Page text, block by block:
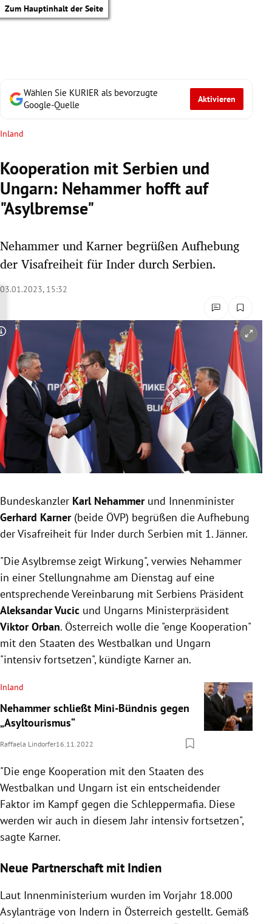
Zum Hauptinhalt der Seite
Untermenü
Untermenü
Untermenü
Untermenü
Untermenü
Untermenü
Untermenü
Wählen Sie KURIER als bevorzugte
Google-Quelle
Aktivieren
Inland
Kooperation mit Serbien und
Ungarn: Nehammer hofft auf
"Asylbremse"
Nehammer und Karner begrüßen Aufhebung
der Visafreiheit für Inder durch Serbien.
03.01.2023, 15:32
Copyright-Hinweis öffnen/schließen
Bundeskanzler Karl Nehammerund Innenminister
Gerhard Karner (beide ÖVP) begrüßen die Aufhebung
der Visafreiheit für Inder durch Serbien mit 1. Jänner.
"Die Asylbremse zeigt Wirkung", verwies Nehammer
in einer Stellungnahme am Dienstag auf eine
entsprechende Vereinbarung mit Serbiens Präsident
Aleksandar Vucic und Ungarns Ministerpräsident
Viktor Orban. Österreich wolle die "enge Kooperation"
mit den Staaten des Westbalkan und Ungarn
"intensiv fortsetzen", kündigte Karner an.
Inland
Nehammer schließt Mini-Bündnis gegen
„Asyltourismus“
Raffaela Lindorfer16.11.2022
"Die enge Kooperation mit den Staaten des
Westbalkan und Ungarn ist ein entscheidender
Faktor im Kampf gegen die Schleppermafia. Diese
werden wir auch in diesem Jahr intensiv fortsetzen",
sagte Karner.
Neue Partnerschaft mit Indien
Laut Innenministerium wurden im Vorjahr 18.000
Asylanträge von Indern in Österreich gestellt. Gemäß